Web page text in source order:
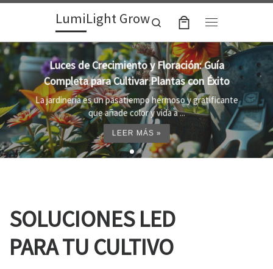
Skip to contentLumiLight Grow
Search
Lámparas para indoor: la clave para un
crecimiento óptimo de tus plantas
Al cultivar plantas en el interior, es importante
proporcionar el entorno adecuado ...
LEER MÁS »
SOLUCIONES LED
PARA TU CULTIVO